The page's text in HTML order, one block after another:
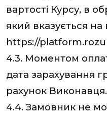
вартості Курсу, в
який вказується на
https://
4.3. Моментом
дата зарахування
рахунок Виконавця.
4.4. Замовник не